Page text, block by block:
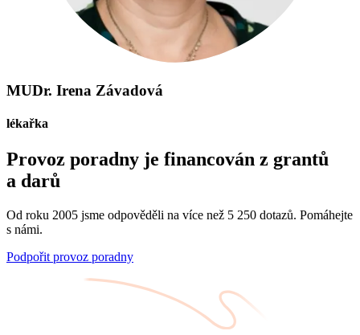
MUDr. Irena Závadová
lékařka
Provoz poradny je financován z grantů
a darů
Od roku 2005 jsme odpověděli na více než 5 250 dotazů. Pomáhejte
s námi.
Podpořit provoz poradny